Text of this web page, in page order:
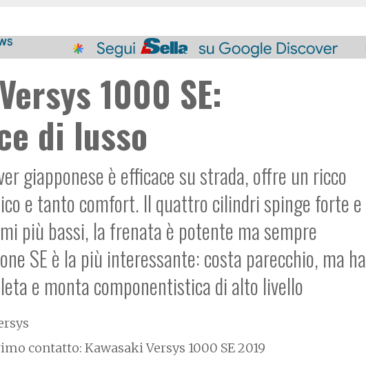
1000 SE:
di lusso
giapponese è efficace su strada, offre un ricco
e tanto comfort. Il quattro cilindri spinge forte e
più bassi, la frenata è potente ma sempre
SE è la più interessante: costa parecchio, ma ha
e monta componentistica di alto livello
contatto: Kawasaki Versys 1000 SE 2019